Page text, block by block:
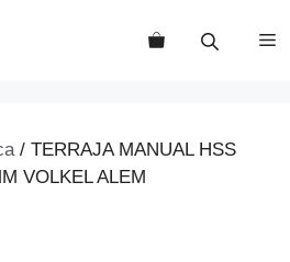
/ TERRAJA MANUAL HSS
VOLKEL ALEM